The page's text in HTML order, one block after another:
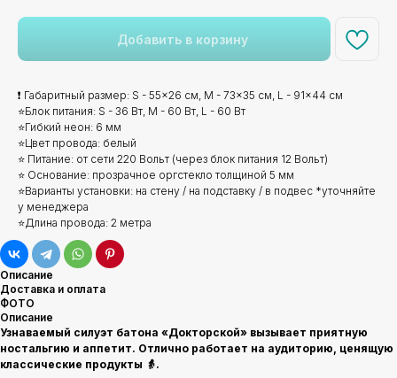
Добавить в корзину
❗ Габаритный размер: S - 55x26 см, M - 73x35 см, L - 91x44 см
⭐Блок питания: S - 36 Вт, M - 60 Вт, L - 60 Вт
⭐Гибкий неон: 6 мм
⭐Цвет провода: белый
⭐ Питание: от сети 220 Вольт (через блок питания 12 Вольт)
⭐ Основание: прозрачное оргстекло толщиной 5 мм
⭐Варианты установки: на стену / на подставку / в подвес *уточняйте
у менеджера
⭐Длина провода: 2 метра
Описание
Доставка и оплата
ФОТО
Описание
Узнаваемый силуэт батона «Докторской» вызывает приятную
ностальгию и аппетит. Отлично работает на аудиторию, ценящую
классические продукты 👵.